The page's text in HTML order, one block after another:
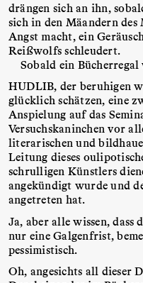
drängen sich an ihn,
sich in den Mäandern
Angst macht, ein
Reißwolfs schleudert.
Sobald ein Bücherregal
HUDLIB, der beruhigen
glücklich schätzen, eine
Anspielung auf das
Versuchskaninchen vor
literarischen und
Leitung dieses
schrulligen Künstlers
angekündigt wurde und
angetreten hat.
Ja, aber alle wissen, dass
nur eine Galgenfrist,
pessimistisch.
Oh, angesichts all dieser